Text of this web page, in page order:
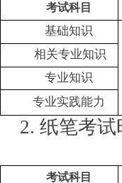
考试科目
基础知识
相关专业知识
专业知识
专业实践能力
2. 纸笔考
考试科目